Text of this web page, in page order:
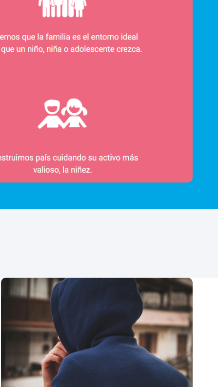
ALDEAS INFANTILES SOS COLOMBIA
RECHAZA LOS ENFRENTAMIENTOS EN
EL CATATUMBO QUE AFECTAN A NIÑAS,
NIÑOS, ADOLESCENTES (NNA) Y
FAMILIAS